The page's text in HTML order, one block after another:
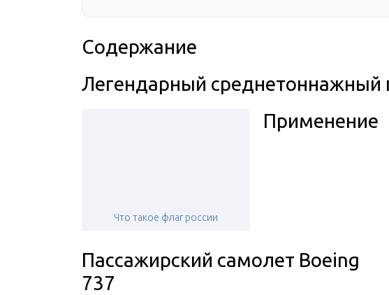
Содержание
Легендарный среднетоннажный
Что такое флаг россии
Применение
Пассажирский самолет Boeing
737